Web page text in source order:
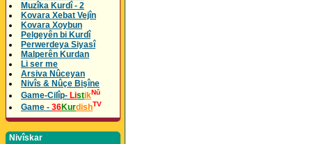
Muzîka Kurdî - 2
Kovara Xebat Vejîn
Kovara Xoybun
Pelgeyên bi Kurdî
Perwerdeya Siyasî
Malperên Kurdan
Li ser me
Arsiva Nûceyan
Nivîs & Nûçe Bişîne
Game-Cilîp- ListikNû
Game - 36KurdishTV
Nivîskar